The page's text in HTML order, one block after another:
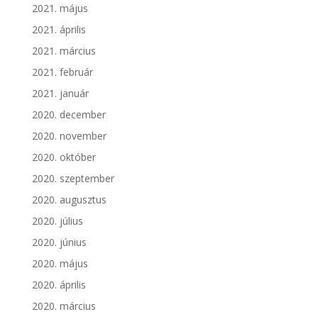
2021. május
2021. április
2021. március
2021. február
2021. január
2020. december
2020. november
2020. október
2020. szeptember
2020. augusztus
2020. július
2020. június
2020. május
2020. április
2020. március